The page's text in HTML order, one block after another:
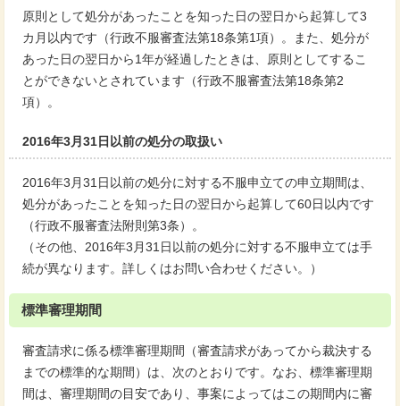
原則として処分があったことを知った日の翌日から起算して3
カ月以内です（行政不服審査法第18条第1項）。また、処分が
あった日の翌日から1年が経過したときは、原則としてするこ
とができないとされています（行政不服審査法第18条第2
項）。
2016年3月31日以前の処分の取扱い
2016年3月31日以前の処分に対する不服申立ての申立期間は、
処分があったことを知った日の翌日から起算して60日以内です
（行政不服審査法附則第3条）。
（その他、2016年3月31日以前の処分に対する不服申立ては手
続が異なります。詳しくはお問い合わせください。）
標準審理期間
審査請求に係る標準審理期間（審査請求があってから裁決する
までの標準的な期間）は、次のとおりです。なお、標準審理期
間は、審理期間の目安であり、事案によってはこの期間内に審